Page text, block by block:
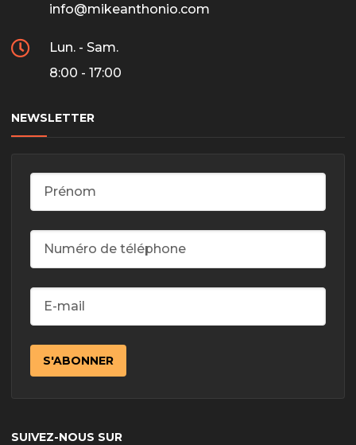
info@mikeanthonio.com
Lun. - Sam.
8:00 - 17:00
NEWSLETTER
SUIVEZ-NOUS SUR